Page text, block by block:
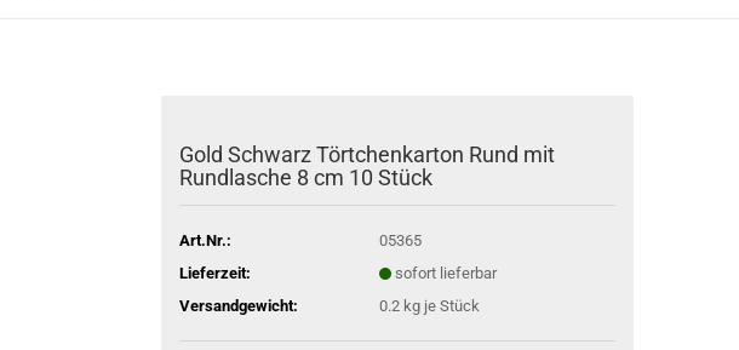
Konto erstellen
Gold Schwarz Törtchenkarton Rund mit
Rundlasche 8 cm 10 Stück
Art.Nr.:
05365
Lieferzeit:
sofort lieferbar
Versandgewicht:
0.2 kg je Stück